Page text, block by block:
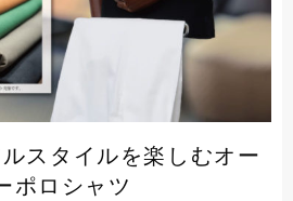
スタイルを楽しむオー
ポロシャツ